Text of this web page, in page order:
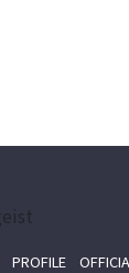
PROFILE